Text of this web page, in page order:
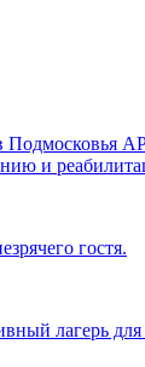
и
гостя.
лагерь